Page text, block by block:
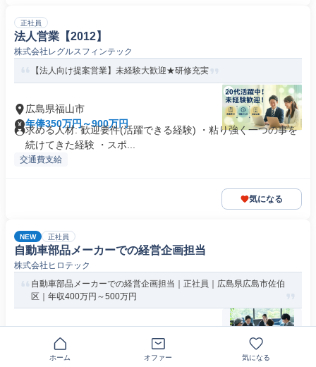
正社員
法人営業【2012】
株式会社レグルスフィンテック
【法人向け提案営業】未経験大歓迎★研修充実
広島県福山市
年俸350万円～900万円
求める人材: 歓迎要件(活躍できる経験) ・粘り強く一つの事を
続けてきた経験 ・スポ...
交通費支給
気になる
NEW 正社員
自動車部品メーカーでの経営企画担当
株式会社ヒロテック
自動車部品メーカーでの経営企画担当｜正社員｜広島県広島市佐伯
区｜年収400万円～500万円
年俸400万円～500万円
応募条件 【必須要件】 ・パソコンスキル（Excel応用スキル、
ホーム オファー 気になる